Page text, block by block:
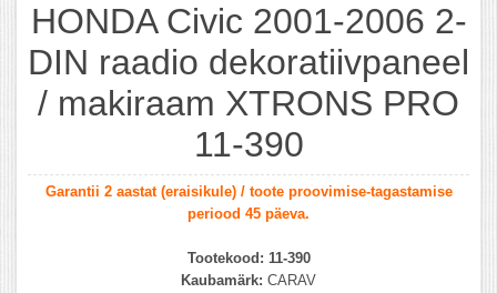
HONDA Civic 2001-2006 2-
DIN raadio dekoratiivpaneel
/ makiraam XTRONS PRO
11-390
Garantii 2 aastat (eraisikule) / toote proovimise-tagastamise
periood 45 päeva.
Tootekood: 11-390
Kaubamärk: CARAV